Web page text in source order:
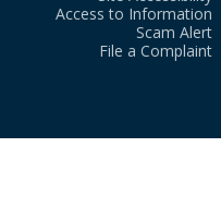
Access to Information
Scam Alert
File a Complaint